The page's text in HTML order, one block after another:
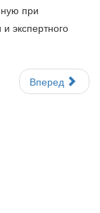
при
экспертного
Вперед